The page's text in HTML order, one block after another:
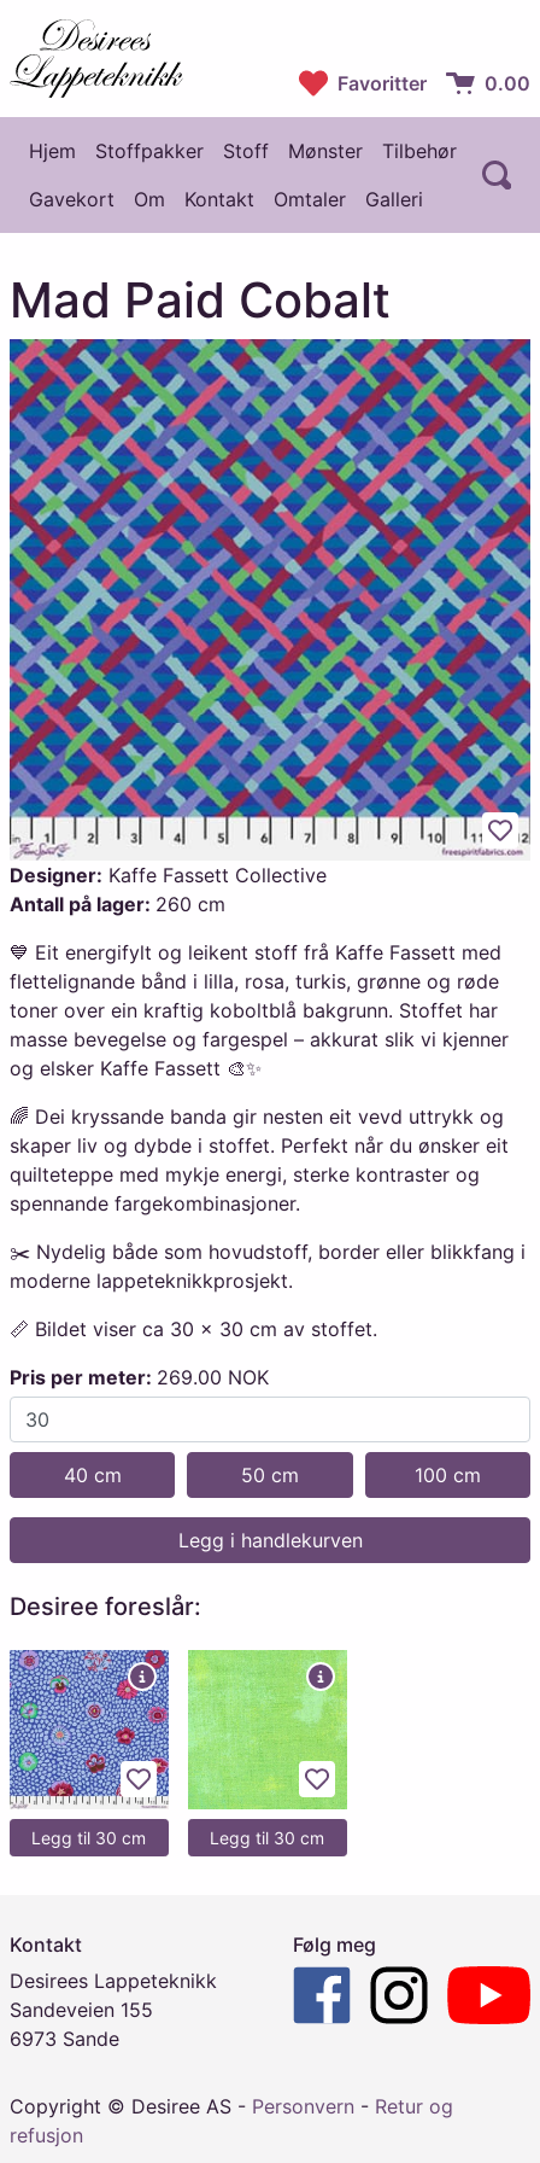
Desirees Lappeteknikk
Favoritter 0.00
Hovedmeny
Hjem Stoffpakker Stoff Mønster
Tilbehør
Gavekort
Om Kontakt Omtaler Galleri
Mad Paid Cobalt
Designer: Kaffe Fassett Collective
Antall på lager: 260 cm
💙 Eit energifylt og leikent stoff frå Kaffe Fassett med
flettelignande bånd i lilla, rosa, turkis, grønne og røde
toner over ein kraftig koboltblå bakgrunn. Stoffet har
masse bevegelse og fargespel – akkurat slik vi kjenner
og elsker Kaffe Fassett 🎨✨
🌈 Dei kryssande banda gir nesten eit vevd uttrykk og
skaper liv og dybde i stoffet. Perfekt når du ønsker eit
quilteteppe med mykje energi, sterke kontraster og
spennande fargekombinasjoner.
✂️ Nydelig både som hovudstoff, border eller blikkfang i
moderne lappeteknikkprosjekt.
📏 Bildet viser ca 30 × 30 cm av stoffet.
Pris per meter: 269.00 NOK
40 cm 50 cm 100 cm
Legg i handlekurven
Desiree foreslår:
Legg til favoritter
Legg til 30 cm
Legg til favoritter
Legg til 30 cm
Kontakt
Desirees Lappeteknikk
Sandeveien 155
6973 Sande
Følg meg
Copyright © Desiree AS - Personvern - Retur og
refusjon